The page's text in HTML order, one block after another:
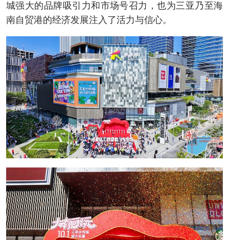
展会 走读海南 周末去哪儿
城强大的品牌吸引力和市场号召力，也为三亚乃至海
南自贸港的经济发展注入了活力与信心。